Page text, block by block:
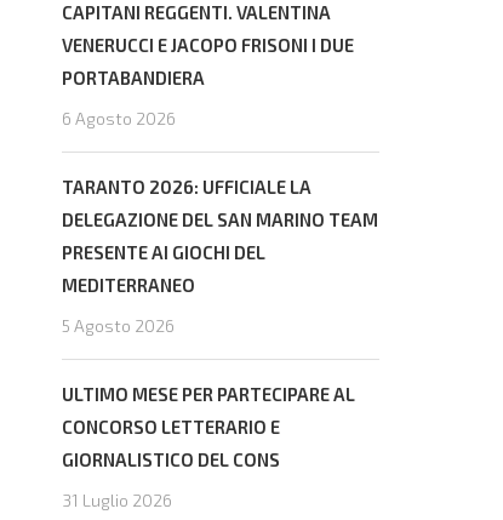
CAPITANI REGGENTI. VALENTINA
VENERUCCI E JACOPO FRISONI I DUE
PORTABANDIERA
6 Agosto 2026
TARANTO 2026: UFFICIALE LA
DELEGAZIONE DEL SAN MARINO TEAM
PRESENTE AI GIOCHI DEL
MEDITERRANEO
5 Agosto 2026
ULTIMO MESE PER PARTECIPARE AL
CONCORSO LETTERARIO E
GIORNALISTICO DEL CONS
31 Luglio 2026